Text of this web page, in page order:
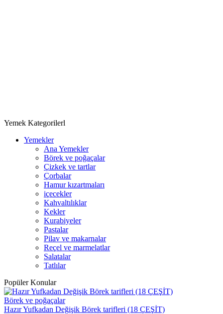
Yemek Kategorilerl
Yemekler
Ana Yemekler
Börek ve poğaçalar
Çizkek ve tartlar
Çorbalar
Hamur kızartmaları
içecekler
Kahvaltılıklar
Kekler
Kurabiyeler
Pastalar
Pilav ve makarnalar
Reçel ve marmelatlar
Salatalar
Tatlılar
Popüler Konular
Börek ve poğaçalar
Hazır Yufkadan Değişik Börek tarifleri (18 ÇEŞİT)